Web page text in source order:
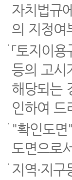
자치법규
의 지정여
「토지이
등의 고시
해당되는
인하여 드
"확인도
도면으로
지역·지